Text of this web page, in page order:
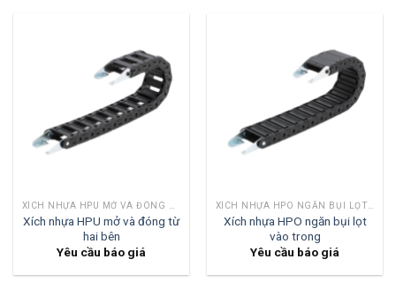
XÍCH NHỰA HPU MỞ VÀ ĐÓNG TỪ HAI BÊN
Xích nhựa HPU mở và đóng từ
hai bên
Yêu cầu báo giá
XÍCH NHỰA HPO NGĂN BỤI LỌT VÀO TRONG
Xích nhựa HPO ngăn bụi lọt
vào trong
Yêu cầu báo giá